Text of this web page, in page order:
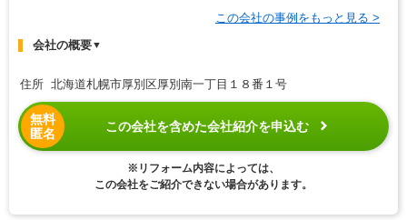
この会社の事例をもっと見る >
会社の概要▼
住所 北海道札幌市厚別区厚別南一丁目１８番１号
無料
匿名
この会社を含めた会社紹介を申込む
※リフォーム内容によっては、
この会社をご紹介できない場合があります。